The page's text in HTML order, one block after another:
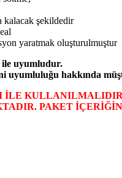
kalacak şekildedir
yaratmak oluşturulmuştur
ile uyumludur.
uyumluluğu hakkında
İLE
PAKET